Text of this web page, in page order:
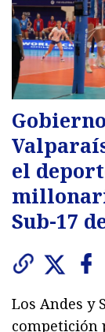
el
Sub-17
Los Andes y
competición